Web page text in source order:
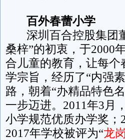
百外春蕾小学
深圳百合控股集团董
桑梓”的初衷，于2000
合儿童的教育，让每个
学宗旨，经历了“内强
路，朝着“办精品特色
一步迈进。2011年3月
小学规范优质办学奖；
2017年学校被评为“龙